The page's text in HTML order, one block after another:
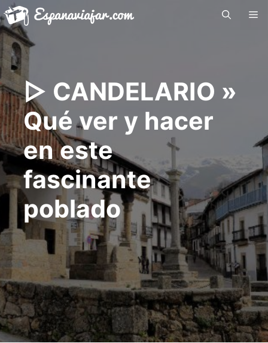
Saltar
al
contenido
▷ CANDELARIO »
Qué ver y hacer
en este
fascinante
poblado